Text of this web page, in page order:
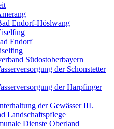
Endorf-Höslwang
Endorf
Südostoberbayern
der Schonstetter
der Harpfinger
der Gewässer III.
Landschaftspflege
Dienste Oberland